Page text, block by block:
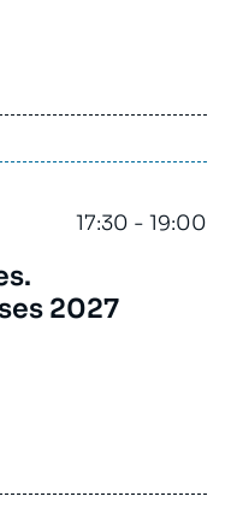
17:30 - 19:00
2027